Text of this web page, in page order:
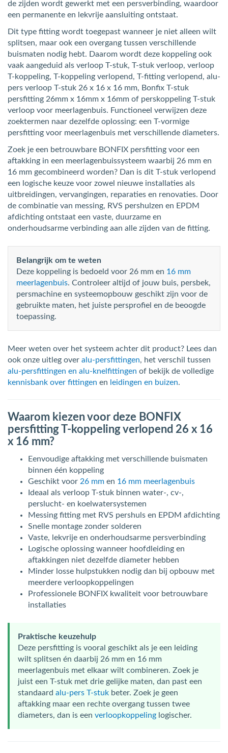
de zijden wordt gewerkt met een persverbinding, waardoor
een permanente en lekvrije aansluiting ontstaat.
Dit type fitting wordt toegepast wanneer je niet alleen wilt
splitsen, maar ook een overgang tussen verschillende
buismaten nodig hebt. Daarom wordt deze koppeling ook
vaak aangeduid als verloop T-stuk, T-stuk verloop, verloop
T-koppeling, T-koppeling verlopend, T-fitting verlopend, alu-
pers verloop T-stuk 26 x 16 x 16 mm, Bonfix T-stuk
persfitting 26mm x 16mm x 16mm of perskoppeling T-stuk
verloop voor meerlagenbuis. Functioneel verwijzen deze
zoektermen naar dezelfde oplossing: een T-vormige
persfitting voor meerlagenbuis met verschillende diameters.
Zoek je een betrouwbare BONFIX persfitting voor een
aftakking in een meerlagenbuissysteem waarbij 26 mm en
16 mm gecombineerd worden? Dan is dit T-stuk verlopend
een logische keuze voor zowel nieuwe installaties als
uitbreidingen, vervangingen, reparaties en renovaties. Door
de combinatie van messing, RVS pershulzen en EPDM
afdichting ontstaat een vaste, duurzame en
onderhoudsarme verbinding aan alle zijden van de fitting.
Belangrijk om te weten
Deze koppeling is bedoeld voor 26 mm en 16 mm
meerlagenbuis. Controleer altijd of jouw buis, persbek,
persmachine en systeemopbouw geschikt zijn voor de
gebruikte maten, het juiste persprofiel en de beoogde
toepassing.
Meer weten over het systeem achter dit product? Lees dan
ook onze uitleg over alu-persfittingen, het verschil tussen
alu-persfittingen en alu-knelfittingen of bekijk de volledige
kennisbank over fittingen en leidingen en buizen.
Waarom kiezen voor deze BONFIX
persfitting T-koppeling verlopend 26 x 16
x 16 mm?
Eenvoudige aftakking met verschillende buismaten
binnen één koppeling
Geschikt voor 26 mm en 16 mm meerlagenbuis
Ideaal als verloop T-stuk binnen water-, cv-,
perslucht- en koelwatersystemen
Messing fitting met RVS pershuls en EPDM afdichting
Snelle montage zonder solderen
Vaste, lekvrije en onderhoudsarme persverbinding
Logische oplossing wanneer hoofdleiding en
aftakkingen niet dezelfde diameter hebben
Minder losse hulpstukken nodig dan bij opbouw met
meerdere verloopkoppelingen
Professionele BONFIX kwaliteit voor betrouwbare
installaties
Praktische keuzehulp
Deze persfitting is vooral geschikt als je een leiding
wilt splitsen én daarbij 26 mm en 16 mm
meerlagenbuis met elkaar wilt combineren. Zoek je
juist een T-stuk met drie gelijke maten, dan past een
standaard alu-pers T-stuk beter. Zoek je geen
aftakking maar een rechte overgang tussen twee
diameters, dan is een verloopkoppeling logischer.